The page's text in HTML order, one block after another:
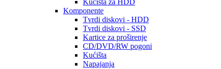
Kućišta za HDD
Komponente
Tvrdi diskovi - HDD
Tvrdi diskovi - SSD
Kartice za proširenje
CD/DVD/RW pogoni
Kućišta
Napajanja